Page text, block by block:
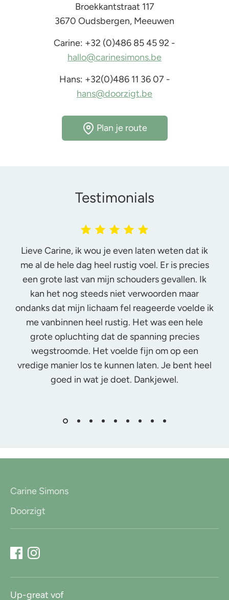
Broekkantstraat 117
3670 Oudsbergen, Meeuwen
Carine: +32 (0)486 85 45 92 -
hallo@carinesimons.be
Hans: +32(0)486 11 36 07 -
hans@doorzigt.be
Plan je route
Testimonials
Lieve Carine, ik wou je even laten weten dat ik
me al de hele dag heel rustig voel. Er is precies
een grote last van mijn schouders gevallen. Ik
kan het nog steeds niet verwoorden maar
ondanks dat mijn lichaam fel reageerde voelde ik
me vanbinnen heel rustig. Het was een hele
grote opluchting dat de spanning precies
wegstroomde. Het voelde fijn om op een
vredige manier los te kunnen laten. Je bent heel
goed in wat je doet. Dankjewel.
Carine Simons
Doorzigt
Up-great vof